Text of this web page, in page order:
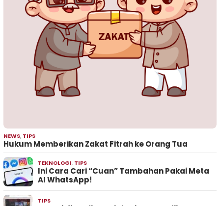
NEWS, TIPS
Hukum Memberikan Zakat Fitrah ke Orang Tua
TEKNOLOGI, TIPS
Ini Cara Cari “Cuan” Tambahan Pakai Meta
AI WhatsApp!
TIPS